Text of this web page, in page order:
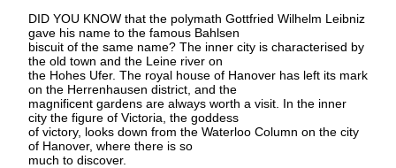
DID YOU KNOW that the polymath Gottfried Wilhelm Leibniz
gave his name to the famous Bahlsen
biscuit of the same name? The inner city is characterised by
the old town and the Leine river on
the Hohes Ufer. The royal house of Hanover has left its mark
on the Herrenhausen district, and the
magnificent gardens are always worth a visit. In the inner
city the figure of Victoria, the goddess
of victory, looks down from the Waterloo Column on the city
of Hanover, where there is so
much to discover.